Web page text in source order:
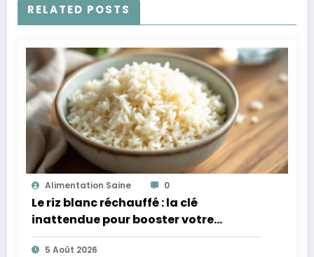
RELATED POSTS
Alimentation Saine 0
Le riz blanc réchauffé : la clé
inattendue pour booster votre
microbiote
5 Août 2026